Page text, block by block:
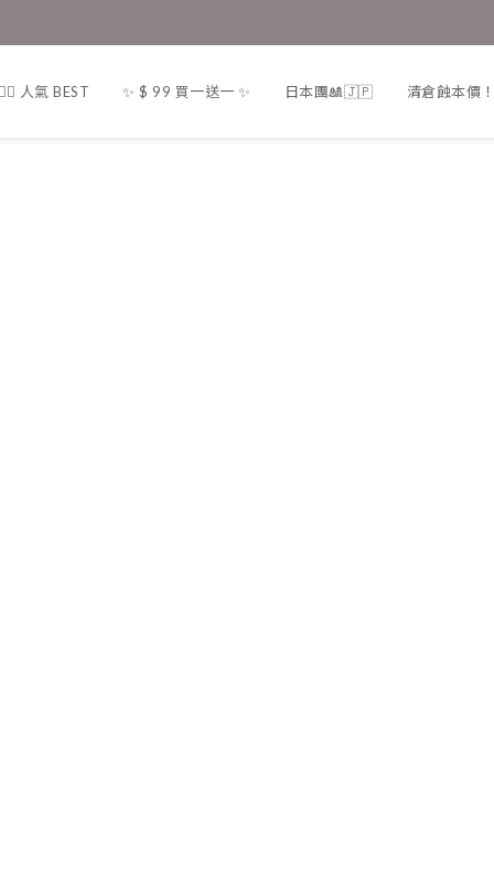
人氣 BEST ✨ $ 99 買一送一 ✨ 日本團🎎🇯🇵 清倉蝕本價